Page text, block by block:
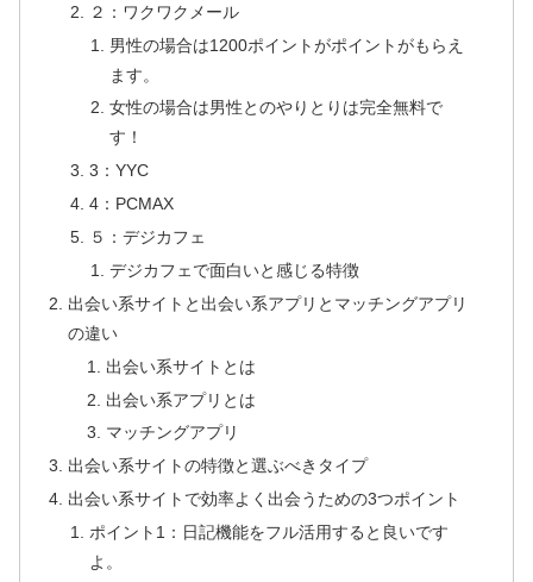
２：ワクワクメール
男性の場合は1200ポイントがポイントがもらえ
ます。
女性の場合は男性とのやりとりは完全無料で
す！
3：YYC
4：PCMAX
５：デジカフェ
デジカフェで面白いと感じる特徴
出会い系サイトと出会い系アプリとマッチングアプリ
の違い
出会い系サイトとは
出会い系アプリとは
マッチングアプリ
出会い系サイトの特徴と選ぶべきタイプ
出会い系サイトで効率よく出会うための3つポイント
ポイント1：日記機能をフル活用すると良いです
よ。